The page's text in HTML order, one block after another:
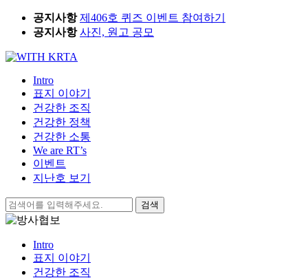
Skip
content
공지사항 제406호 퀴즈 이벤트 참여하기
공지사항 사진, 원고 공모
Intro
표지 이야기
건강한 조직
건강한 정책
건강한 소통
We are RT’s
이벤트
지난호 보기
검
색:
Intro
표지 이야기
건강한 조직